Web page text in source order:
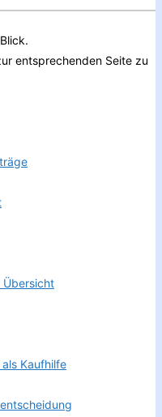
entsprechenden Seite zu
Übersicht
Kaufhilfe